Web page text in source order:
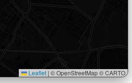
Leaflet | © OpenStreetMap © CARTO